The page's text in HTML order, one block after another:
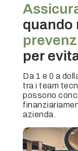
per
Da 1 e 0 a
tra i team
possono
azienda.